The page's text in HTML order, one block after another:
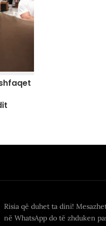
Risia që duhet ta dini!
në WhatsApp do të zhduken